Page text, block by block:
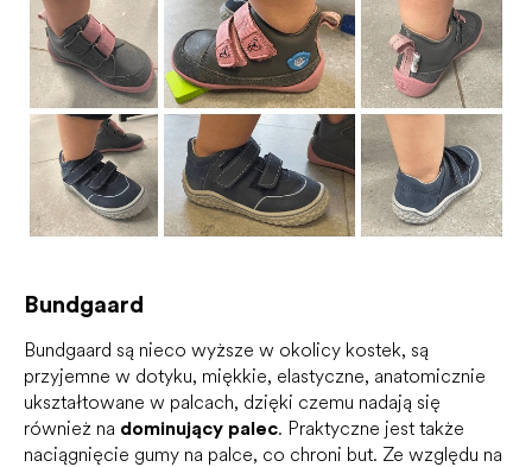
Bundgaard
Bundgaard są nieco wyższe w okolicy kostek, są
przyjemne w dotyku, miękkie, elastyczne, anatomicznie
ukształtowane w palcach, dzięki czemu nadają się
również na dominujący palec. Praktyczne jest także
naciągnięcie gumy na palce, co chroni but. Ze względu na